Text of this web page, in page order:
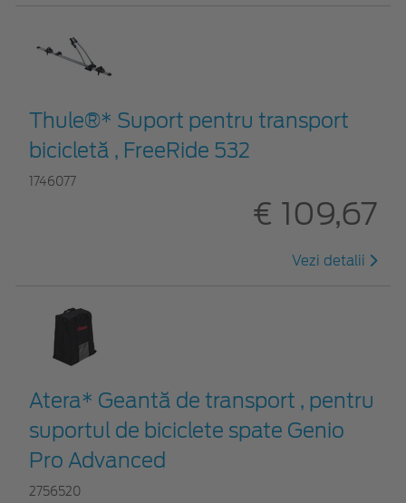
Thule®* Suport pentru transport
bicicletă , FreeRide 532
1746077
€ 109,67
Vezi detalii
Atera* Geantă de transport , pentru
suportul de biciclete spate Genio
Pro Advanced
2756520